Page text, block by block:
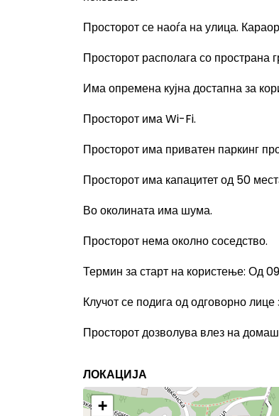
Просторотсе наоѓа на улица.
Просторот располага со пространа
Има опремена кујна достапна за
Просторот имаWi-Fi.
Просторот има приватен паркинг
Просторот има капацитет од 50
Во околината има шума.
Просторот нема околно соседство.
Термин за старт на користење: Од 09
Клучот се подига од одговорно лице
Просторотдозволува влез на
ЛОКАЦИЈА
+